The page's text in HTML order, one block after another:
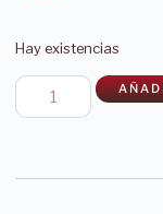
Hay existencias